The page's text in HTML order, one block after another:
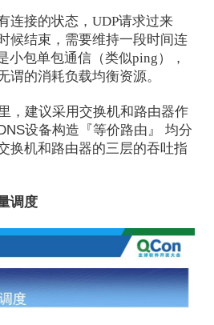
连接的状态，UDP请求过来
候结束，需要维持一段时间连
小包单包通信（类似ping），
谓的消耗负载均衡资源。
，建议采用交换机和路由器作
设备构造『等价路由』 均分
换机和路由器的三层的吞吐指
调度